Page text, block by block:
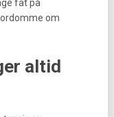
fat på
om
altid